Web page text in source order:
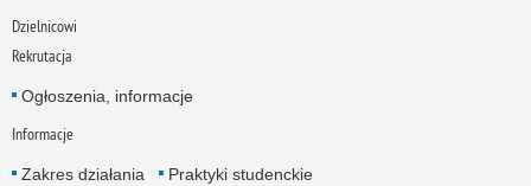
Dzielnicowi
Rekrutacja
Ogłoszenia, informacje
Informacje
Zakres działania
Praktyki studenckie